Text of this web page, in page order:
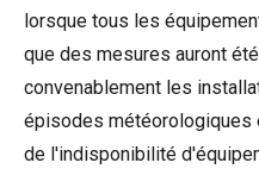
lorsque tous les
que des mesures auront
convenablement les
épisodes météorologiques
de l'indisponibilité